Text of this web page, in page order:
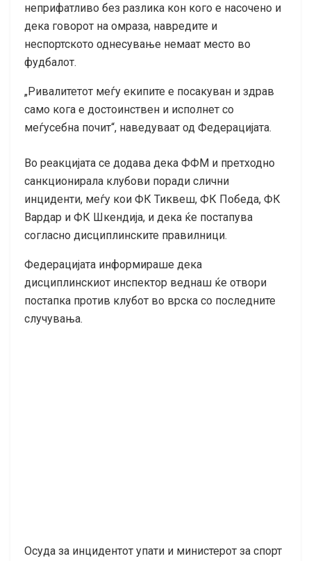
неприфатливо без разлика кон кого е насочено и
дека говорот на омраза, навредите и
неспортското однесување немаат место во
фудбалот.
„Ривалитетот меѓу екипите е посакуван и здрав
само кога е достоинствен и исполнет со
меѓусебна почит“, наведуваат од Федерацијата.
Во реакцијата се додава дека ФФМ и претходно
санкционирала клубови поради слични
инциденти, меѓу кои ФК Тиквеш, ФК Победа, ФК
Вардар и ФК Шкендија, и дека ќе постапува
согласно дисциплинските правилници.
Федерацијата информираше дека
дисциплинскиот инспектор веднаш ќе отвори
постапка против клубот во врска со последните
случувања.
Осуда за инцидентот упати и министерот за спорт